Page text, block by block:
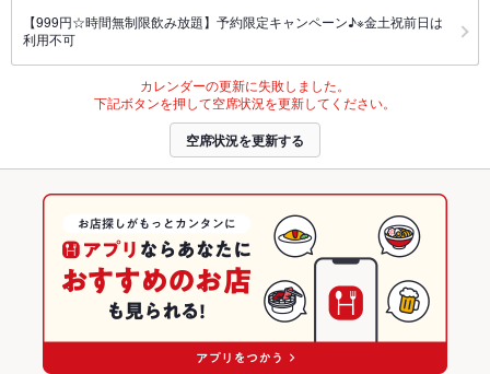
【999円☆時間無制限飲み放題】予約限定キャンペーン♪※金土祝前日は
利用不可
カレンダーの更新に失敗しました。
下記ボタンを押して空席状況を更新してください。
空席状況を更新する